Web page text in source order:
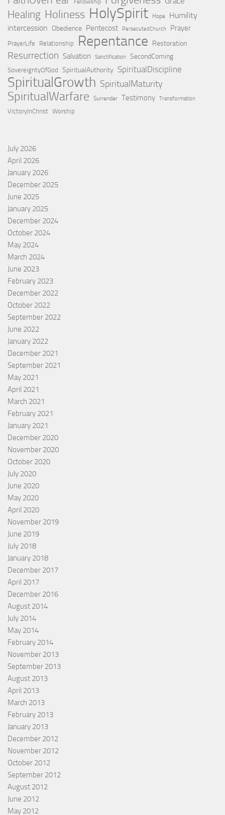
Healing Holiness HolySpirit Hope
Humility
intercession Obedience Pentecost PersecutedChurch Prayer
PrayerLife Relationship Repentance Restoration
Resurrection Salvation Sanctification SecondComing
SovereigntyOfGod SpiritualAuthority SpiritualDiscipline
SpiritualGrowth SpiritualMaturity
SpiritualWarfare Surrender Testimony Transformation
VictoryInChrist Worship
July 2026
April 2026
January 2026
December 2025
June 2025
January 2025
December 2024
October 2024
May 2024
March 2024
June 2023
February 2023
December 2022
October 2022
September 2022
June 2022
January 2022
December 2021
September 2021
May 2021
April 2021
March 2021
February 2021
January 2021
December 2020
November 2020
October 2020
July 2020
June 2020
May 2020
April 2020
November 2019
June 2019
July 2018
January 2018
December 2017
April 2017
December 2016
August 2014
July 2014
May 2014
February 2014
November 2013
September 2013
August 2013
April 2013
March 2013
February 2013
January 2013
December 2012
November 2012
October 2012
September 2012
August 2012
June 2012
May 2012